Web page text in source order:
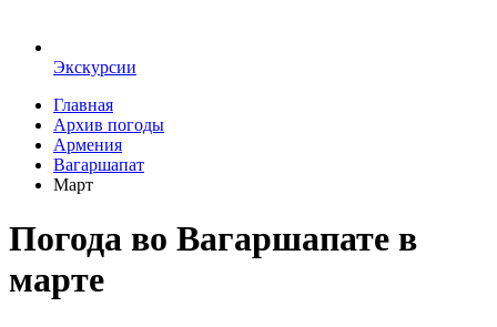
Экскурсии
Главная
Архив погоды
Армения
Вагаршапат
Март
Погода во Вагаршапате в
марте